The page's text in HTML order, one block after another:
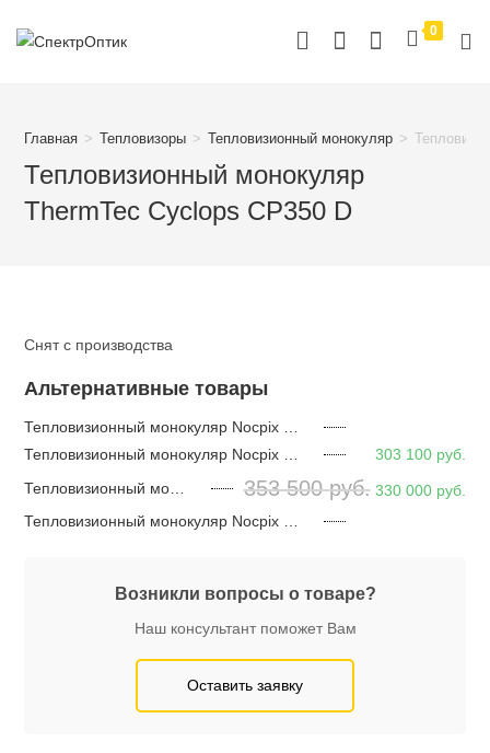
0
Главная > Тепловизоры > Тепловизионный монокуляр >
Тепловизионный монокуляр
ThermTec Cyclops CP350 D
Снят с производства
Альтернативные товары
303 100 руб.
353 500руб. 330 000 руб.
Возникли вопросы о товаре?
Наш консультант поможет Вам
Оставить заявку